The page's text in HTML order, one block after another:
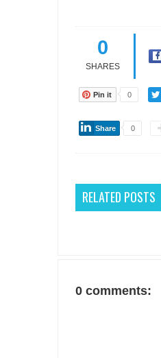
0
SHARES
Pin it 0
Share 0
RELATED POSTS
0 comments: